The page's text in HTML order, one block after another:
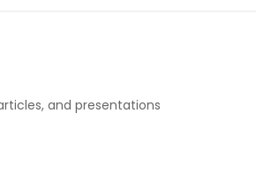
and presentations